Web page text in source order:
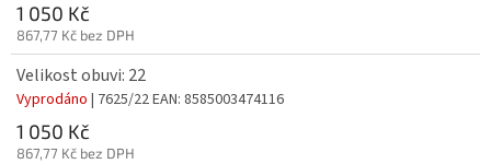
1 050 Kč
867,77 Kč bez DPH
Velikost obuvi: 22
Vyprodáno | 7625/22EAN: 8585003474116
1 050 Kč
867,77 Kč bez DPH